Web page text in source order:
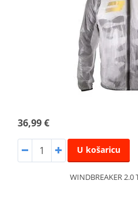
36,99 €
U košaricu
WINDBREAKER 2.0